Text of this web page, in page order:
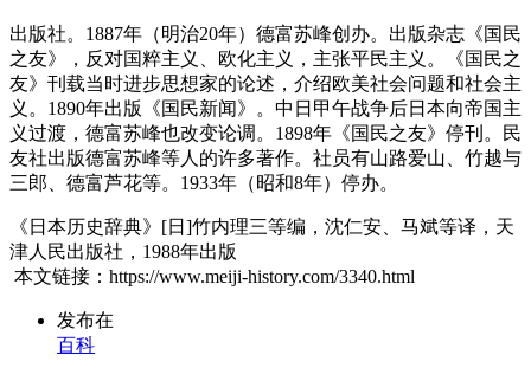
出版社。1887年（明治20年）德富苏峰创办。出版杂志《国民
之友》，反对国粹主义、欧化主义，主张平民主义。《国民之
友》刊载当时进步思想家的论述，介绍欧美社会问题和社会主
义。1890年出版《国民新闻》。中日甲午战争后日本向帝国主
义过渡，德富苏峰也改变论调。1898年《国民之友》停刊。民
友社出版德富苏峰等人的许多著作。社员有山路爱山、竹越与
三郎、德富芦花等。1933年（昭和8年）停办。
《日本历史辞典》[日]竹内理三等编，沈仁安、马斌等译，天
津人民出版社，1988年出版
本文链接：https://www.meiji-history.com/3340.html
发布在
百科